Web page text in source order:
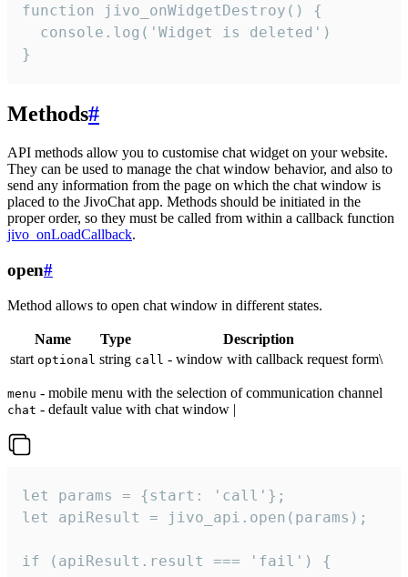
function jivo_onWidgetDestroy() {
  console.log('Widget is deleted')
}
Methods#
API methods allow you to customise chat widget on your website.
They can be used to manage the chat window behavior, and also to
send any information from the page on which the chat window is
placed to the JivoChat app. Methods should be initiated in the
proper order, so they must be called from within a callback function
jivo_onLoadCallback.
open#
Method allows to open chat window in different states.
Name Type
Description
start optional string call - window with callback request form\
menu - mobile menu with the selection of communication channel
chat - default value with chat window |
let params = {start: 'call'};
let apiResult = jivo_api.open(params);
if (apiResult.result === 'fail') {